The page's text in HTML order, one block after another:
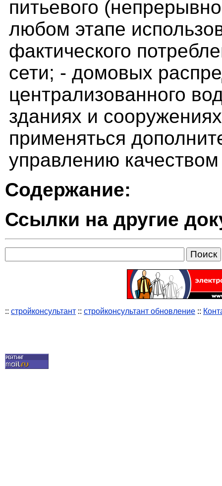
питьевого
любом этапе
фактического
сети; - домовых
централизованного
зданиях и
применяться
управлению
Содержание:
Ссылки на другие
:: стройконсультант :: стройконсультант обновление ::